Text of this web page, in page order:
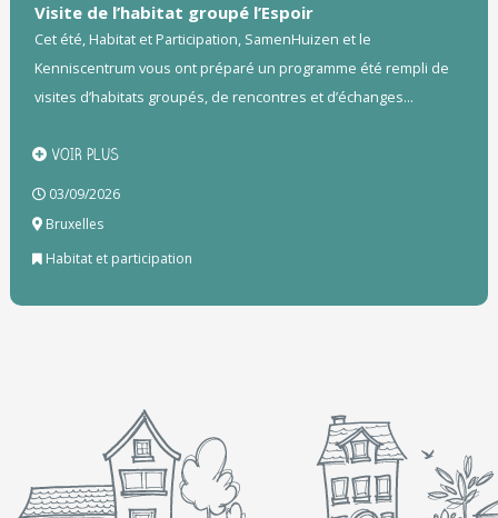
Visite de l’habitat groupé l’Espoir
Cet été, Habitat et Participation, SamenHuizen et le
Kenniscentrum vous ont préparé un programme été rempli de
visites d’habitats groupés, de rencontres et d’échanges...
VOIR PLUS
03/09/2026
Bruxelles
Habitat et participation